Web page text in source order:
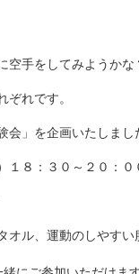
手をしてみようかな
ぞれです。
」を企画いたしまし
８：３０～２０：０
オル、運動のしやすい